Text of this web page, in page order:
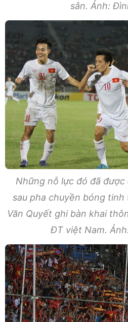
sân. Ảnh:
Những nỗ lực đó đã
sau pha chuyền bóng tinh
Văn Quyết ghi bàn khai
ĐT việt Nam.